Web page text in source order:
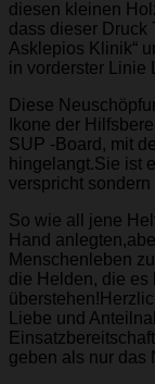
diesen kleinen
dass dieser Druck
Asklepios Klinik“
in vorderster Linie
Diese
Ikone der
SUP -Board, mit
hingelangt.Sie ist
verspricht
So wie all jene
Hand
Menschenleben
die Helden, die es
Liebe und
geben als nur das